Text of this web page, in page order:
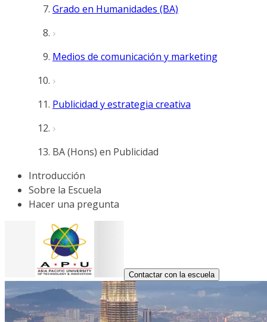
Grado en Humanidades (BA)
Medios de comunicación y marketing
Publicidad y estrategia creativa
BA (Hons) en Publicidad
Introducción
Sobre la Escuela
Hacer una pregunta
Contactar con la escuela